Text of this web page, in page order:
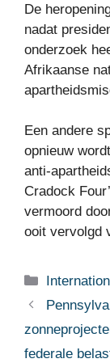
De
nadat
onderzoek
Afrikaanse
Een andere
opnieuw
anti-
Cradock
vermoord
ooit vervolgd
federale